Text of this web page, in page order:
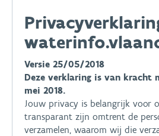
Versie 25/05/2018
Deze verklaring is van kracht
mei 2018.
Jouw privacy is belangrijk voor
transparant zijn omtrent de
verzamelen, waarom wij die